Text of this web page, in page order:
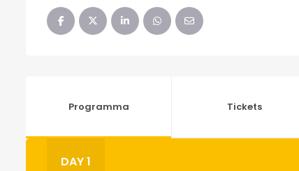
Programma Tickets
DAY 1